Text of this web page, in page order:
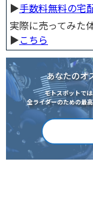
▶︎手数料無料の宅
実際に売ってみた
▶︎こちら
あなたのオ
モトスポットで
全ライダーのための最